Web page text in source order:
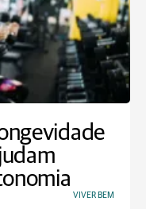
VIVER BEM